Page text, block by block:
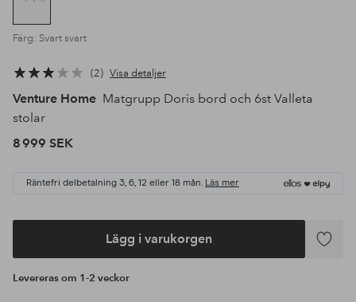
Färg: Svart svart
2 Visa detaljer
Venture Home Matgrupp Doris bord och 6st Valleta
stolar
8 999 SEK
Räntefri delbetalning 3, 6, 12 eller 18 mån. Läs mer
Lägg i varukorgen
Lägg
Levereras om 1-2 veckor